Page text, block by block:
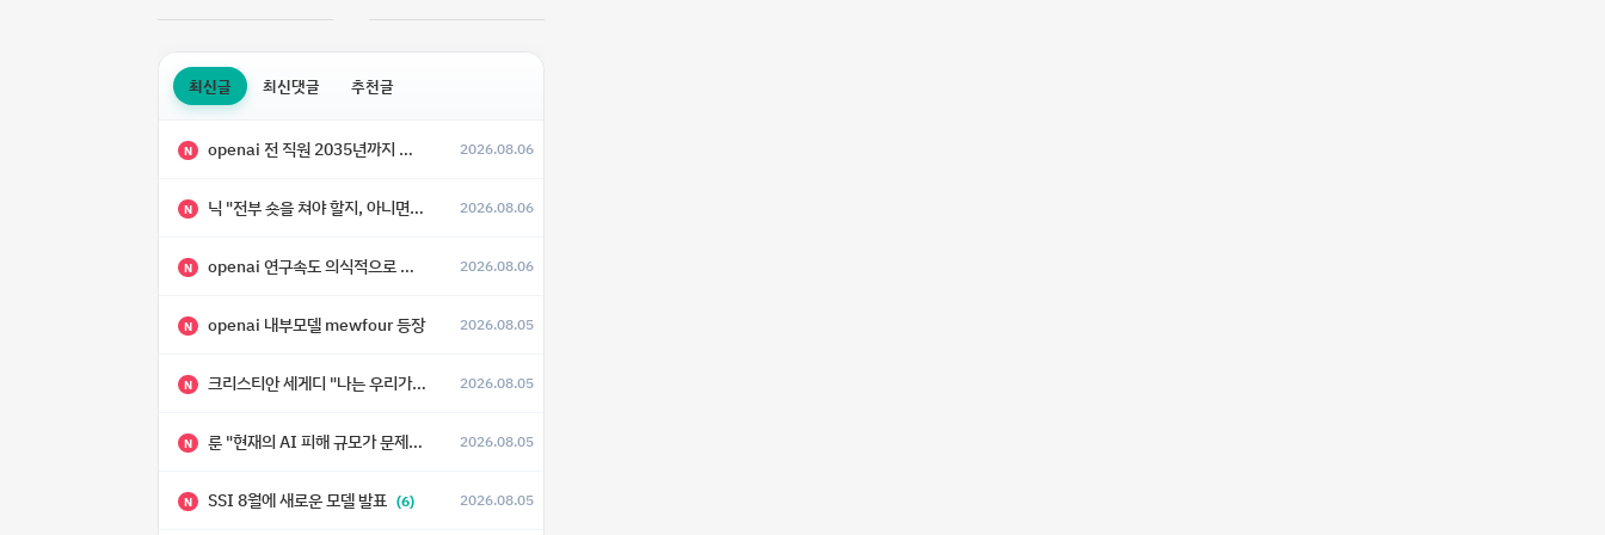
최신글 최신댓글 추천글
N openai 전 직원 2035년까지 텔레파시가 어떻게 생길 수 있는지 2026.08.06
N 닉 "전부 숏을 쳐야 할지, 아니면 특이점이 오니까 전부 롱을 쳐야 할지 모르겠다.” 2026.08.06
N openai 연구속도 의식적으로 늦추고 있다 2026.08.06
N openai 내부모델 mewfour 등장 2026.08.05
N 크리스티안 세게디 "나는 우리가 "Fuck!!" 단계를 피할 수 있기를 바랄 뿐" 2026.08.05
N 룬 "현재의 AI 피해 규모가 문제가 아니라, 자기복제·탈출·확산이 가능한 지능형 시스템의 피해에는 이론적으로 상한이 없다는 것이 문제" 2026.08.05
N SSI 8월에 새로운 모델 발표 (6) 2026.08.05